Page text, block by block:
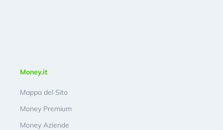
Money.it
Mappa del Sito
Money Premium
Money Aziende